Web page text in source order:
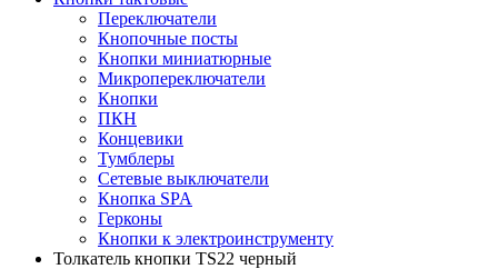
Переключатели
Кнопочные посты
Кнопки миниатюрные
Микропереключатели
Кнопки
ПКН
Концевики
Тумблеры
Сетевые выключатели
Кнопка SPA
Герконы
Кнопки к электроинструменту
Толкатель кнопки TS22 черный